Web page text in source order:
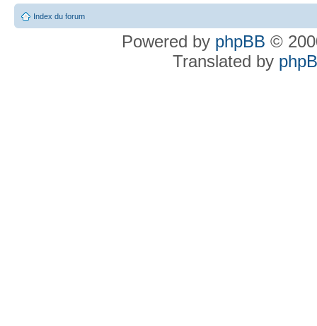
Index du forum
Powered by phpBB ©
Translated by